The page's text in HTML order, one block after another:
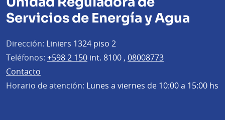
Servicios de Energía y Agua
Dirección: Liniers 1324 piso 2
Teléfonos: +598 2 150 int. 8100 , 08008773
Contacto
Horario de atención: Lunes a viernes de 10:00 a 15:00 hs